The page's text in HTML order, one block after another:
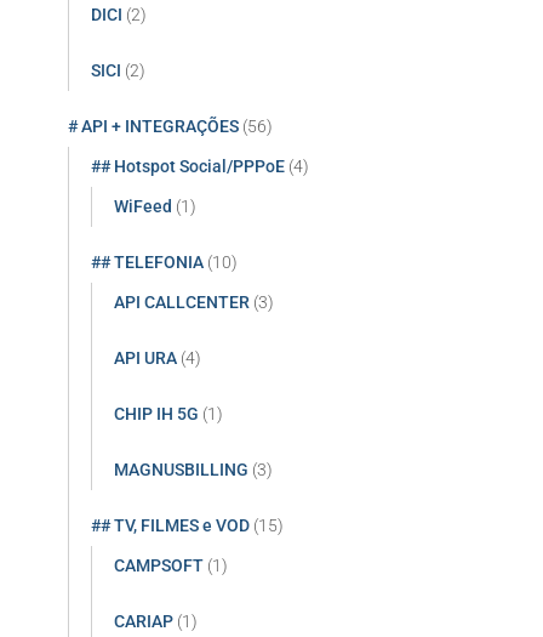
DICI (2)
SICI (2)
# API + INTEGRAÇÕES (56)
## Hotspot Social/PPPoE (4)
WiFeed (1)
## TELEFONIA (10)
API CALLCENTER (3)
API URA (4)
CHIP IH 5G (1)
MAGNUSBILLING (3)
## TV, FILMES e VOD (15)
CAMPSOFT (1)
CARIAP (1)